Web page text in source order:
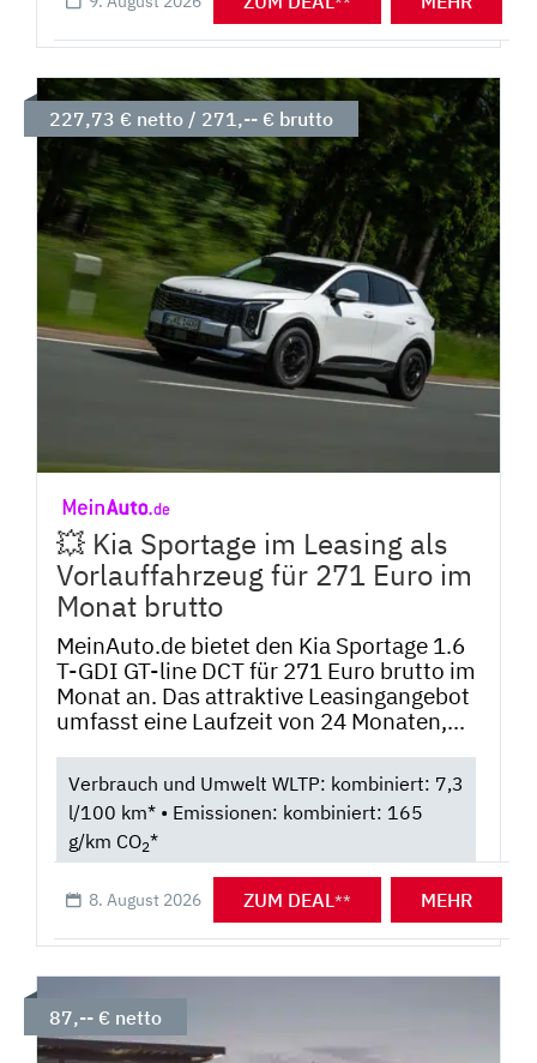
💥 Kia Sportage im Leasing als
Vorlauffahrzeug für 271 Euro im
Monat brutto
MeinAuto.de bietet den Kia Sportage 1.6
T-GDI GT-line DCT für 271 Euro brutto im
Monat an. Das attraktive Leasingangebot
umfasst eine Laufzeit von 24 Monaten,...
Verbrauch und Umwelt WLTP: kombiniert: 7,3
l/100 km* • Emissionen: kombiniert: 165
g/km CO2*
8. August 2026 ZUM DEAL** MEHR
227,73 € netto / 271,-- € brutto
87,-- € netto